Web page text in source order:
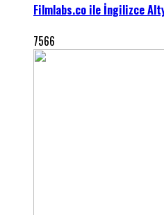
Filmlabs.co ile İngilizce
7566